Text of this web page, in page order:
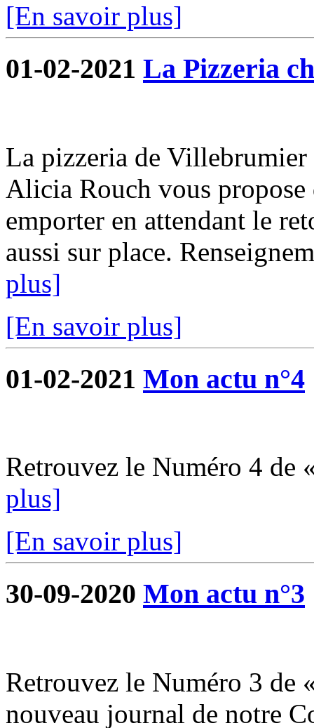
[En savoir plus]
01-02-2021 La Pizzeria
La pizzeria de
Alicia Rouch vous propose
emporter en attendant le
aussi sur place.
plus]
[En savoir plus]
01-02-2021 Mon actu n°4
Retrouvez le Numéro 4 de
plus]
[En savoir plus]
30-09-2020 Mon actu n°3
Retrouvez le Numéro 3 de
nouveau journal de notre